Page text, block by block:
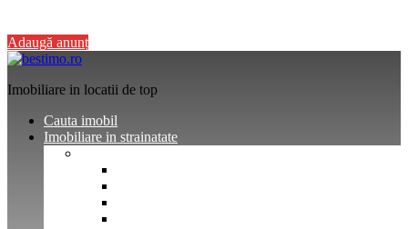
Adaugă anunț
Imobiliare in locatii de top
Cauta imobil
Imobiliare in strainatate